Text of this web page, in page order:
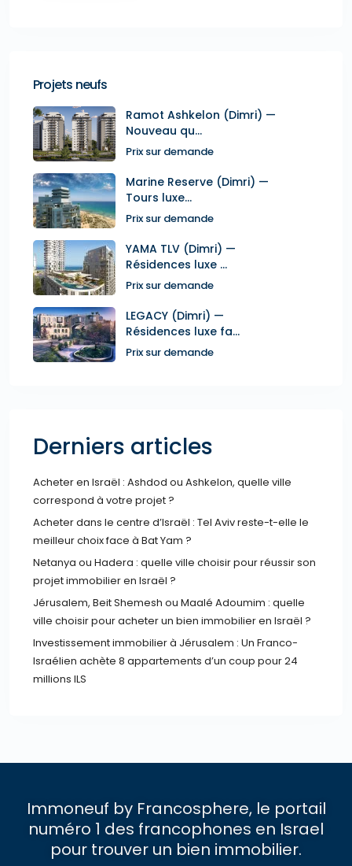
Projets neufs
Ramot Ashkelon (Dimri) —
Nouveau qu...
Prix sur demande
Marine Reserve (Dimri) —
Tours luxe...
Prix sur demande
YAMA TLV (Dimri) —
Résidences luxe ...
Prix sur demande
LEGACY (Dimri) —
Résidences luxe fa...
Prix sur demande
Derniers articles
Acheter en Israël : Ashdod ou Ashkelon, quelle ville
correspond à votre projet ?
Acheter dans le centre d’Israël : Tel Aviv reste-t-elle le
meilleur choix face à Bat Yam ?
Netanya ou Hadera : quelle ville choisir pour réussir son
projet immobilier en Israël ?
Jérusalem, Beit Shemesh ou Maalé Adoumim : quelle
ville choisir pour acheter un bien immobilier en Israël ?
Investissement immobilier à Jérusalem : Un Franco-
Israélien achète 8 appartements d’un coup pour 24
millions ILS
Immoneuf by Francosphere, le portail
numéro 1 des francophones en Israel
pour trouver un bien immobilier.